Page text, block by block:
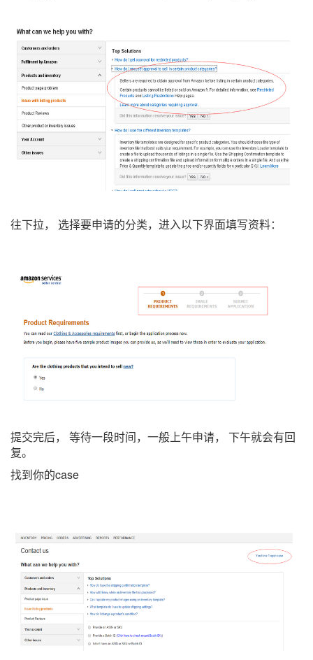
往下拉， 选择要申请的分类，进入以下界面填写资料：
提交完后， 等待一段时间，一般上午申请， 下午就会有回
复。
找到你的case